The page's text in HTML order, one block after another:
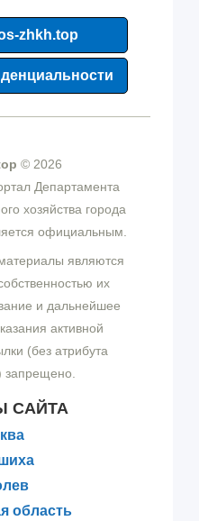
zhkh.top
© 2026
Департамента
хозяйства города
официальным.
являются
их
и дальнейшее
активной
(без атрибута
запрещено.
САЙТА
область